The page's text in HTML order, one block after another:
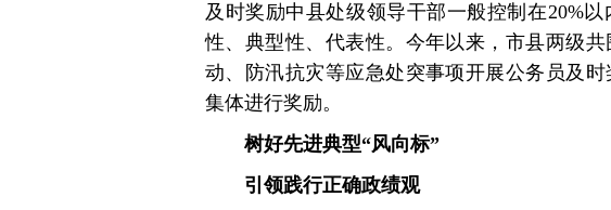
及时奖励中县处级领导干部一般控制在20%
性、典型性、代表性。今年以来，市县两级
动、防汛抗灾等应急处突事项开展公务员及
集体进行奖励。
树好先进典型“风向标”
引领践行正确政绩观